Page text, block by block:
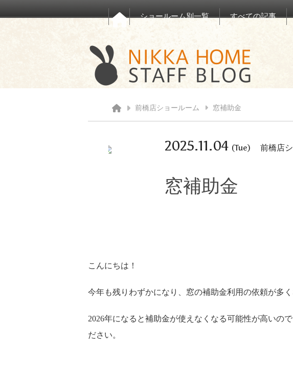
ショールーム別一覧 すべての記事
前橋店ショールーム 窓補助金
2025.11.04 (Tue) 前橋店
窓補助金
こんにちは！
今年も残りわずかになり、窓の補助金利用の依頼が多く
2026年になると補助金が使えなくなる可能性が高いの
ださい。